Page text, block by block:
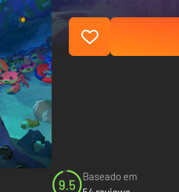
9.5
Baseado em